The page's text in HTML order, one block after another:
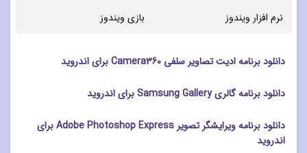
نرم افزار ویندوز بازی ویندوز
دانلود برنامه ادیت تصاویر سلفی Camera360 برای اندروید
دانلود برنامه گالری Samsung Gallery برای اندروید
دانلود برنامه ویرایشگر تصویر Adobe Photoshop Express برای
اندروید